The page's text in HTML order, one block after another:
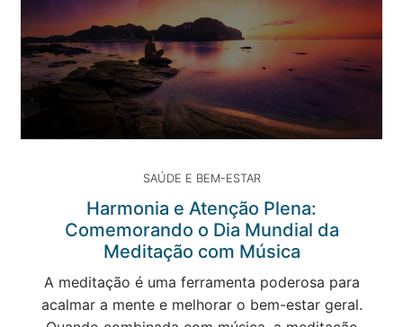
SAÚDE E BEM-ESTAR
Harmonia e Atenção Plena:
Comemorando o Dia Mundial da
Meditação com Música
A meditação é uma ferramenta poderosa para
acalmar a mente e melhorar o bem-estar geral.